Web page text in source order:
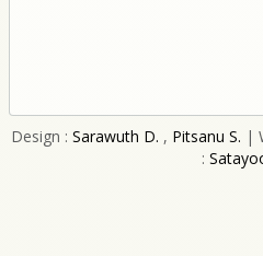
Design : Sarawuth D. , Pitsanu S. |
: